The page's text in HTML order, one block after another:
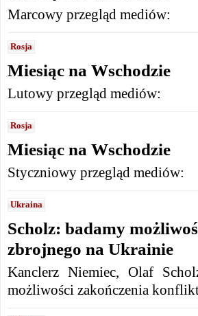
Marcowy przegląd mediów:
Rosja
Miesiąc na Wschodzie
Lutowy przegląd mediów:
Rosja
Miesiąc na Wschodzie
Styczniowy przegląd mediów:
Ukraina
Scholz: badamy
zbrojnego na Ukrainie
Kanclerz Niemiec, Olaf
możliwości zakończenia